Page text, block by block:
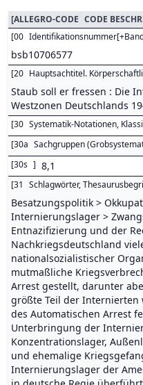
[ALLEGRO-CODE CODE
[00
bsb10706577
[20 Hauptsachtitel.
Staub soll er fressen : Die
Westzonen Deutschlands
[30 Systematik-Notationen,
[30a Sachgruppen
[30s ] 8,1
[31 Schlagwörter,
Besatzungspolitik >
Internierungslager >
Entnazifizierung und der
Nachkriegsdeutschland
nationalsozialistischer
mutmaßliche
Arrest gestellt, darunter
größte Teil der
des Automatischen Arrest
Unterbringung der
Konzentrationslager,
und ehemalige
Internierungslager der